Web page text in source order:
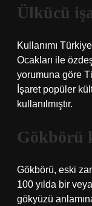
Ülkücü
Kullanımı
Ocakları ile
yorumuna göre
İşaret popüler
kullanılmıştır.
Gökbörü
Gökbörü, eski
100 yılda bir
gökyüzü